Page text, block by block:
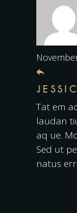
Tat em
laudan
aq ue.
Sed ut
natus